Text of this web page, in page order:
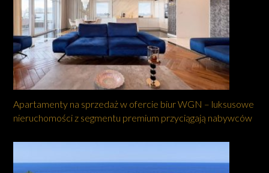
Apartamenty na sprzedaż w ofercie biur WGN – luksusowe
nieruchomości z segmentu premium przyciągają nabywców